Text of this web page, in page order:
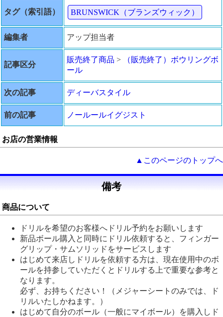
タグ（索引語） BRUNSWICK（ブランズウィック）
編集者 アップ担当者
記事区分
販売終了商品 >
（販売終了）ボウリングボ
ール
次の記事 ディーバスタイル
前の記事 ノールールイグジスト
お店の営業情報
▲このページのトップへ
備考
商品について
ドリルを希望のお客様へドリル予約をお願いします
新品ボール購入と同時にドリル依頼すると、フィンガー
グリップ・サムソリッドをサービスします
はじめて来店しドリルを依頼する方は、現在使用中のボ
ールを持参していただくとドリルする上で重要な参考と
なります。
必ず、お持ちください！（メジャーシートのみでは、ド
リルいたしかねます。）
はじめて自分のボール（一般にマイボール）を購入しド